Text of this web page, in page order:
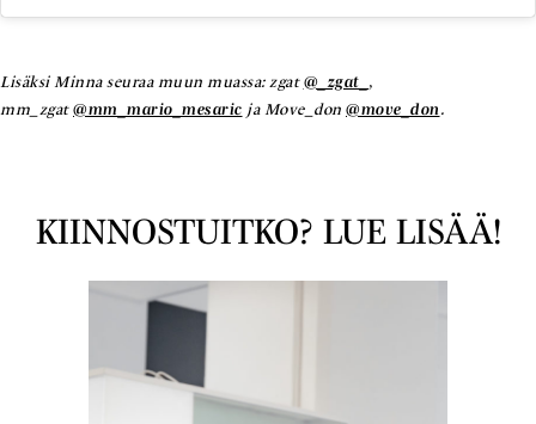
Lisäksi Minna seuraa muun muassa: zgat @_zgat_ ,
mm_zgat @mm_mario_mesaric ja Move_don @move_don .
KIINNOSTUITKO? LUE LISÄÄ!